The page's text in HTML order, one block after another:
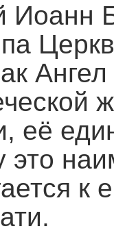
Иоанн
её
это
к